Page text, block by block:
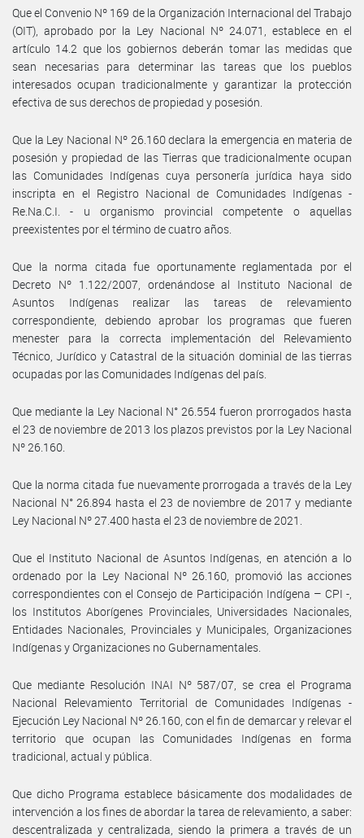
Que el Convenio Nº 169 de la Organización Internacional del Trabajo
(OIT), aprobado por la Ley Nacional Nº 24.071, establece en el
artículo 14.2 que los gobiernos deberán tomar las medidas que
sean necesarias para determinar las tareas que los pueblos
interesados ocupan tradicionalmente y garantizar la protección
efectiva de sus derechos de propiedad y posesión.
Que la Ley Nacional Nº 26.160 declara la emergencia en materia de
posesión y propiedad de las Tierras que tradicionalmente ocupan
las Comunidades Indígenas cuya personería jurídica haya sido
inscripta en el Registro Nacional de Comunidades Indígenas -
Re.Na.C.I. - u organismo provincial competente o aquellas
preexistentes por el término de cuatro años.
Que la norma citada fue oportunamente reglamentada por el
Decreto Nº 1.122/2007, ordenándose al Instituto Nacional de
Asuntos Indígenas realizar las tareas de relevamiento
correspondiente, debiendo aprobar los programas que fueren
menester para la correcta implementación del Relevamiento
Técnico, Jurídico y Catastral de la situación dominial de las tierras
ocupadas por las Comunidades Indígenas del país.
Que mediante la Ley Nacional N° 26.554 fueron prorrogados hasta
el 23 de noviembre de 2013 los plazos previstos por la Ley Nacional
Nº 26.160.
Que la norma citada fue nuevamente prorrogada a través de la Ley
Nacional N° 26.894 hasta el 23 de noviembre de 2017 y mediante
Ley Nacional Nº 27.400 hasta el 23 de noviembre de 2021.
Que el Instituto Nacional de Asuntos Indígenas, en atención a lo
ordenado por la Ley Nacional Nº 26.160, promovió las acciones
correspondientes con el Consejo de Participación Indígena – CPI -,
los Institutos Aborígenes Provinciales, Universidades Nacionales,
Entidades Nacionales, Provinciales y Municipales, Organizaciones
Indígenas y Organizaciones no Gubernamentales.
Que mediante Resolución INAI Nº 587/07, se crea el Programa
Nacional Relevamiento Territorial de Comunidades Indígenas -
Ejecución Ley Nacional Nº 26.160, con el fin de demarcar y relevar el
territorio que ocupan las Comunidades Indígenas en forma
tradicional, actual y pública.
Que dicho Programa establece básicamente dos modalidades de
intervención a los fines de abordar la tarea de relevamiento, a saber:
descentralizada y centralizada, siendo la primera a través de un